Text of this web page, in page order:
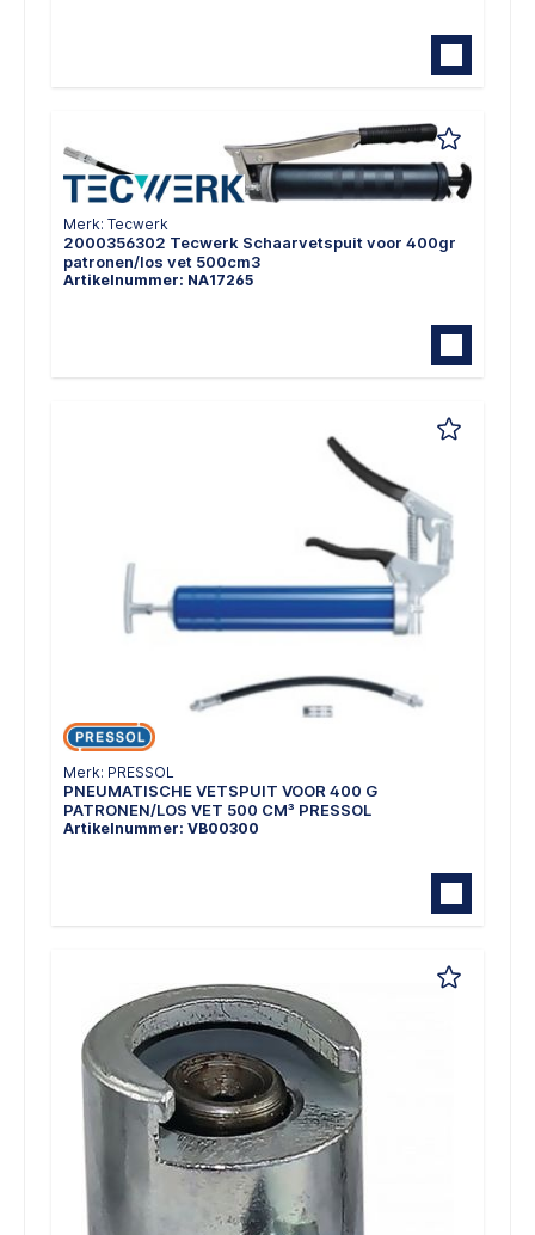
Merk: Tecwerk
2000356302 Tecwerk Schaarvetspuit voor 400gr
patronen/los vet 500cm3
Artikelnummer: NA17265
Merk: PRESSOL
PNEUMATISCHE VETSPUIT VOOR 400 G
PATRONEN/LOS VET 500 CM³ PRESSOL
Artikelnummer: VB00300